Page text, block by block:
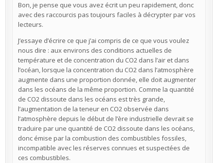
Bon, je pense que vous avez écrit un peu rapidement, donc
avec des raccourcis pas toujours faciles à décrypter par vos
lecteurs.
J’essaye d’écrire ce que j’ai compris de ce que vous voulez
nous dire : aux environs des conditions actuelles de
température et de concentration du CO2 dans l’air et dans
l’océan, lorsque la concentration du CO2 dans l’atmosphère
augmente dans une proportion donnée, elle doit augmenter
dans les océans de la même proportion. Comme la quantité
de CO2 dissoute dans les océans est très grande,
l’augmentation de la teneur en CO2 observée dans
l’atmosphère depuis le début de l’ère industrielle devrait se
traduire par une quantité de CO2 dissoute dans les océans,
donc émise par la combustion des combustibles fossiles,
incompatible avec les réserves connues et suspectées de
ces combustibles.